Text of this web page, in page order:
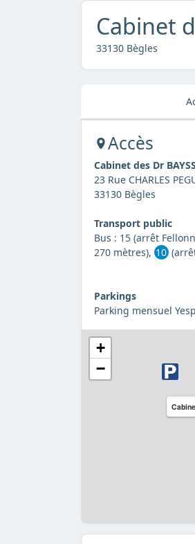
Cabinet
33130 Bègles
Accès
Cabinet des Dr
23 Rue CHARLES
33130 Bègles
Transport public
Bus : 15 (arrêt
270 mètres), 10
Parkings
Parking mensuel
+
−